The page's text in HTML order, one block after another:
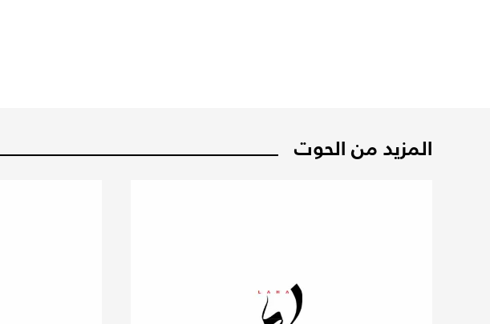
المزيد من الحوت